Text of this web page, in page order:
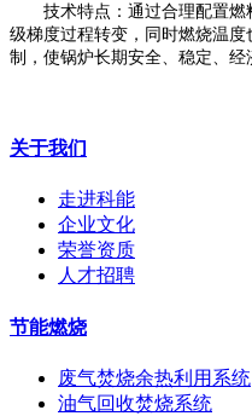
技术特点：通过合理配置
级梯度过程转变，同时燃烧温
制，使锅炉长期安全、稳定、经
关于我们
走进科能
企业文化
荣誉资质
人才招聘
节能燃烧
废气焚烧余热利用系统
油气回收焚烧系统